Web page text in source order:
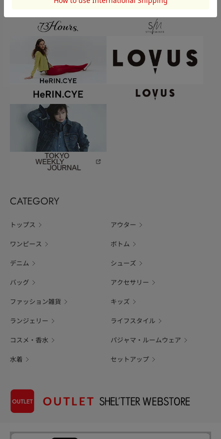
CATEGORY
トップス アウター
ワンピース ボトム
デニム シューズ
バッグ アクセサリー
ファッション雑貨 キッズ
ランジェリー ライフスタイル
コスメ・香水 パジャマ・ルームウェア
水着 セットアップ